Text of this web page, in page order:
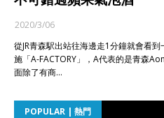
2020/3/06
從JR青森駅出站往海邊走1分鐘就會看
施「A-FACTORY」，A代表的是青森
面除了有商…
POPULAR | 熱門